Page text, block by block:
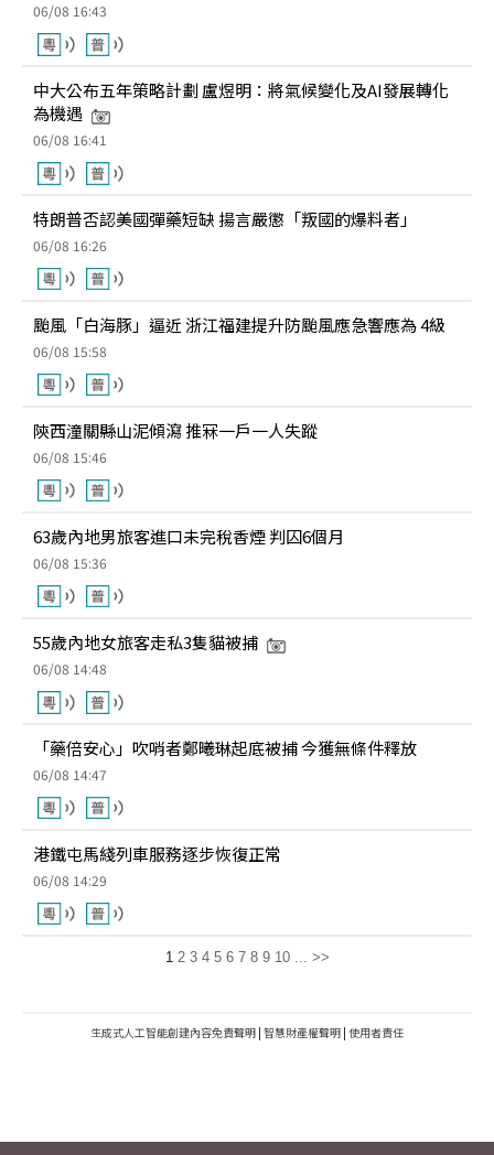
06/08 16:43
中大公布五年策略計劃 盧煜明：將氣候變化及AI發展轉化
為機遇
06/08 16:41
特朗普否認美國彈藥短缺 揚言嚴懲「叛國的爆料者」
06/08 16:26
颱風「白海豚」逼近 浙江福建提升防颱風應急響應為 4級
06/08 15:58
陝西潼關縣山泥傾瀉 推冧一戶一人失蹤
06/08 15:46
63歲內地男旅客進口未完稅香煙 判囚6個月
06/08 15:36
55歲內地女旅客走私3隻貓被捕
06/08 14:48
「藥倍安心」吹哨者鄭曦琳起底被捕 今獲無條件釋放
06/08 14:47
港鐵屯馬綫列車服務逐步恢復正常
06/08 14:29
1 2 3 4 5 6 7 8 9 10 ... >>
生成式人工智能創建內容免責聲明 | 智慧財產權聲明 | 使用者責任